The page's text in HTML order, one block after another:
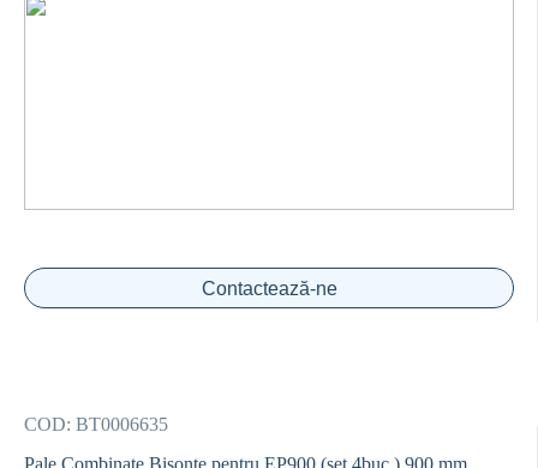
Contactează-ne
COD: BT0006635
Pale Combinate Bisonte pentru EP900 (set 4buc.) 900 mm